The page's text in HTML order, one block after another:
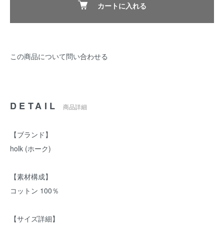
カートに入れる
この商品について問い合わせる
DETAIL 商品詳細
【ブランド】
holk (ホーク)
【素材構成】
コットン 100％
【サイズ詳細】